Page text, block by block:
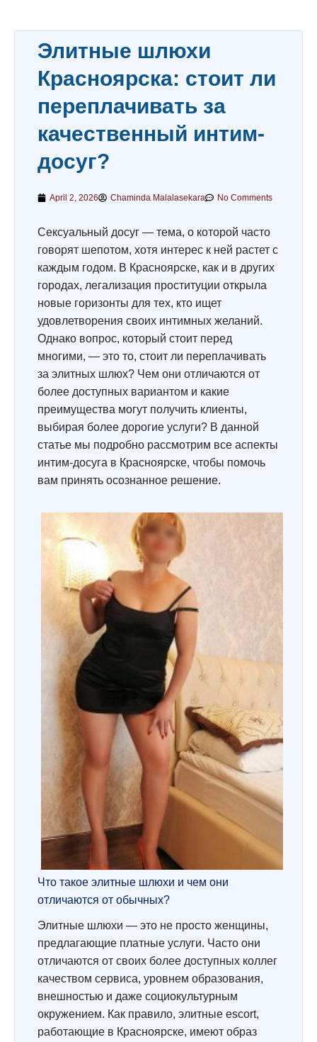
Элитные шлюхи
Красноярска: стоит ли
переплачивать за
качественный интим-
досуг?
April 2, 2026 Chaminda Malalasekara No Comments
Сексуальный досуг — тема, о которой часто
говорят шепотом, хотя интерес к ней растет с
каждым годом. В Красноярске, как и в других
городах, легализация проституции открыла
новые горизонты для тех, кто ищет
удовлетворения своих интимных желаний.
Однако вопрос, который стоит перед
многими, — это то, стоит ли переплачивать
за элитных шлюх? Чем они отличаются от
более доступных вариантом и какие
преимущества могут получить клиенты,
выбирая более дорогие услуги? В данной
статье мы подробно рассмотрим все аспекты
интим-досуга в Красноярске, чтобы помочь
вам принять осознанное решение.
Что такое элитные шлюхи и чем они
отличаются от обычных?
Элитные шлюхи — это не просто женщины,
предлагающие платные услуги. Часто они
отличаются от своих более доступных коллег
качеством сервиса, уровнем образования,
внешностью и даже социокультурным
окружением. Как правило, элитные escort,
работающие в Красноярске, имеют образ